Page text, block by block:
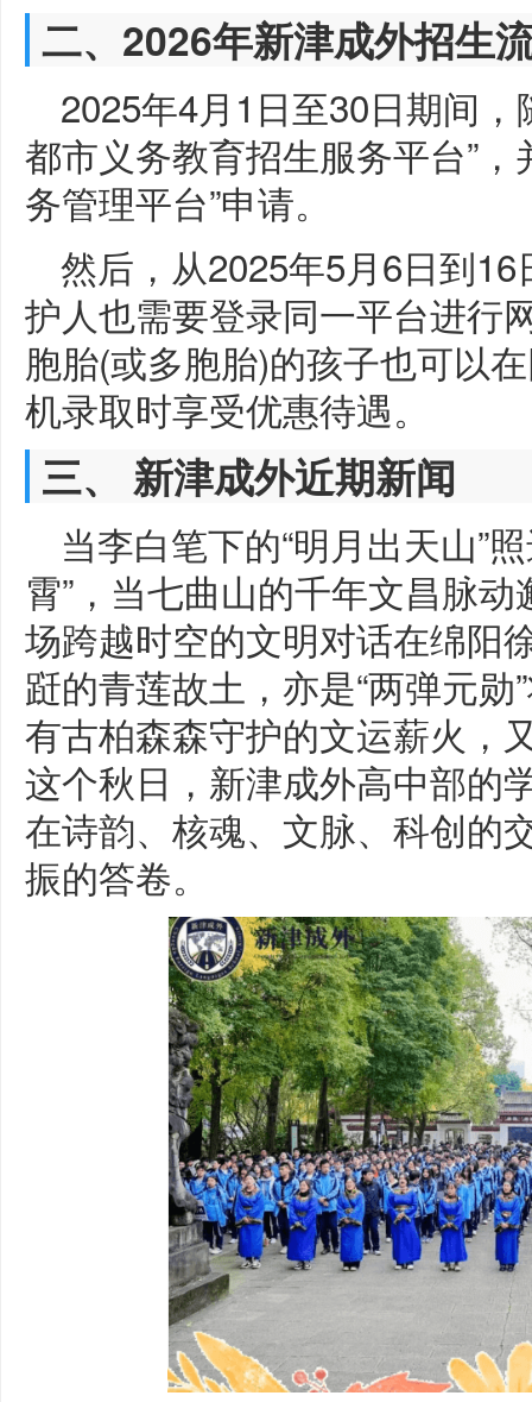
二、2026年新津成外招生
2025年4月1日至30日期间
都市义务教育招生服务平台”
务管理平台”申请。
然后，从2025年5月6日到
护人也需要登录同一平台进行
胞胎(或多胞胎)的孩子也可以
机录取时享受优惠待遇。
三、 新津成外近期新闻
当李白笔下的“明月出天山”
霄”，当七曲山的千年文昌脉
场跨越时空的文明对话在绵阳
跹的青莲故土，亦是“两弹元
有古柏森森守护的文运薪火，
这个秋日，新津成外高中部的
在诗韵、核魂、文脉、科创的
振的答卷。